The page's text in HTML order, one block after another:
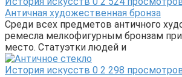
Античная художественная бронза
Среди всех предметов античного
ремесла мелкофигурным бронзам
место. Статуэтки людей и
История искусств 0 2 298